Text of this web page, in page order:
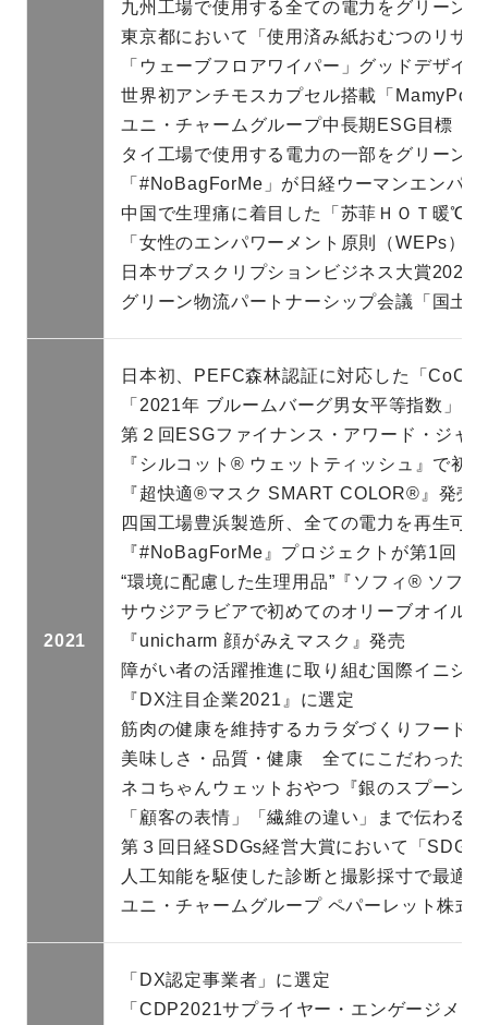
九州工場で使用する全ての電力をグリーン
東京都において「使用済み紙おむつのリサ
「ウェーブフロアワイパー」グッドデザイ
世界初アンチモスカプセル搭載「
ユニ・チャームグループ中長期ESG目標
タイ工場で使用する電力の一部をグリーン
「#NoBagForMe」が日経ウーマンエンパ
中国で生理痛に着目した「苏菲ＨＯＴ暖℃
「女性のエンパワーメント原則（WEPs）
日本サブスクリプションビジネス大賞2020
グリーン物流パートナーシップ会議「国土
2021
日本初、PEFC森林認証に対応した「CoC
「2021年 ブルームバーグ男女平等指数」に
第２回ESGファイナンス・アワード・ジャ
『シルコット® ウェットティッシュ』で初
『超快適®マスク SMART COLOR®』発売
四国工場豊浜製造所、全ての電力を再生可
『#NoBagForMe』プロジェクトが第1回
“環境に配慮した生理用品”『ソフィ® ソフ
サウジアラビアで初めてのオリーブオイ
『unicharm 顔がみえマスク』発売
障がい者の活躍推進に取り組む国際イニシ
『DX注目企業2021』に選定
筋肉の健康を維持するカラダづくりフー
美味しさ・品質・健康 全てにこだわった
ネコちゃんウェットおやつ『銀のスプーン
「顧客の表情」「繊維の違い」まで伝わる
第３回日経SDGs経営大賞において「SDGs
人工知能を駆使した診断と撮影採寸で最適
ユニ・チャームグループ ペパーレット株
「DX認定事業者」に選定
「CDP2021サプライヤー・エンゲージメン